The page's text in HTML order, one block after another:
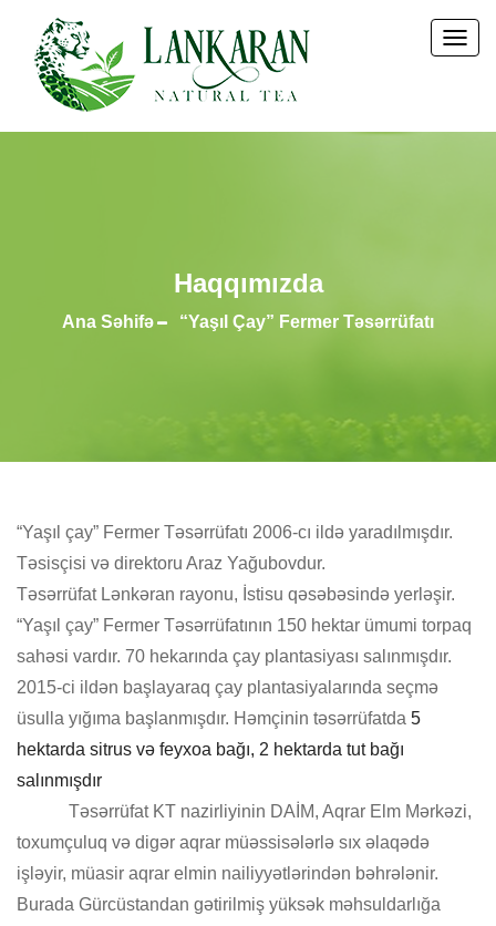
Haqqımızda
Ana Səhifə “Yaşıl Çay” Fermer Təsərrüfatı
“Yaşıl çay” Fermer Təsərrüfatı 2006-cı ildə yaradılmışdır.
Təsisçisi və direktoru Araz Yağubovdur.
Təsərrüfat Lənkəran rayonu, İstisu qəsəbəsində yerləşir.
“Yaşıl çay” Fermer Təsərrüfatının 150 hektar ümumi torpaq
sahəsi vardır. 70 hekarında çay plantasiyası salınmışdır.
2015-ci ildən başlayaraq çay plantasiyalarında seçmə
üsulla yığıma başlanmışdır. Həmçinin təsərrüfatda 5
hektarda sitrus və feyxoa bağı, 2 hektarda tut bağı
salınmışdır
Təsərrüfat KT nazirliyinin DAİM, Aqrar Elm Mərkəzi,
toxumçuluq və digər aqrar müəssisələrlə sıx əlaqədə
işləyir, müasir aqrar elmin nailiyyətlərindən bəhrələnir.
Burada Gürcüstandan gətirilmiş yüksək məhsuldarlığa